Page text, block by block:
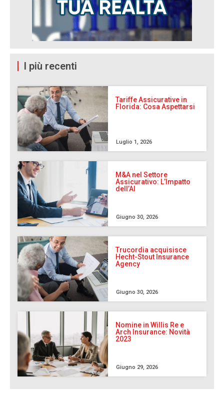
I più recenti
Tariffe Assicurative in
Florida: Cosa Aspettarsi
Luglio 1, 2026
M&A nel Settore
Assicurativo: L’Impatto
dell’AI
Giugno 30, 2026
Trucordia acquisisce
Hecht-Stout Insurance
Agency
Giugno 30, 2026
Nomine in Willis Re e
Arch Insurance: Novità
2023
Giugno 29, 2026